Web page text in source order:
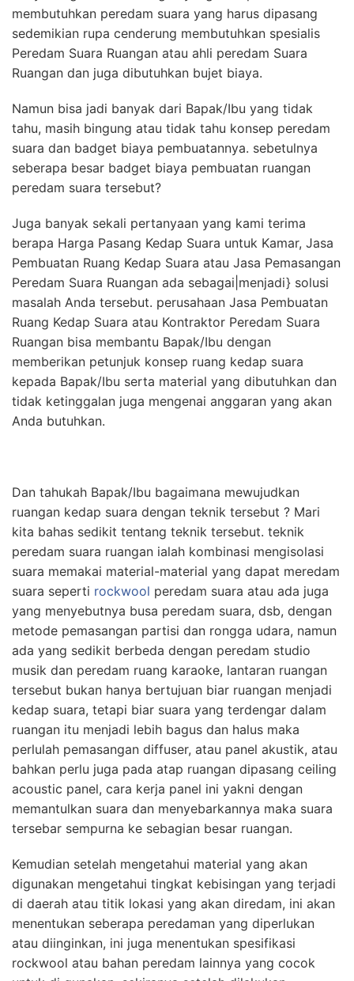
membutuhkan peredam suara yang harus dipasang
sedemikian rupa cenderung membutuhkan spesialis
Peredam Suara Ruangan atau ahli peredam Suara
Ruangan dan juga dibutuhkan bujet biaya.
Namun bisa jadi banyak dari Bapak/Ibu yang tidak
tahu, masih bingung atau tidak tahu konsep peredam
suara dan badget biaya pembuatannya. sebetulnya
seberapa besar badget biaya pembuatan ruangan
peredam suara tersebut?
Juga banyak sekali pertanyaan yang kami terima
berapa Harga Pasang Kedap Suara untuk Kamar, Jasa
Pembuatan Ruang Kedap Suara atau Jasa Pemasangan
Peredam Suara Ruangan ada sebagai|menjadi} solusi
masalah Anda tersebut. perusahaan Jasa Pembuatan
Ruang Kedap Suara atau Kontraktor Peredam Suara
Ruangan bisa membantu Bapak/Ibu dengan
memberikan petunjuk konsep ruang kedap suara
kepada Bapak/Ibu serta material yang dibutuhkan dan
tidak ketinggalan juga mengenai anggaran yang akan
Anda butuhkan.
Dan tahukah Bapak/Ibu bagaimana mewujudkan
ruangan kedap suara dengan teknik tersebut ? Mari
kita bahas sedikit tentang teknik tersebut. teknik
peredam suara ruangan ialah kombinasi mengisolasi
suara memakai material-material yang dapat meredam
suara seperti rockwool peredam suara atau ada juga
yang menyebutnya busa peredam suara, dsb, dengan
metode pemasangan partisi dan rongga udara, namun
ada yang sedikit berbeda dengan peredam studio
musik dan peredam ruang karaoke, lantaran ruangan
tersebut bukan hanya bertujuan biar ruangan menjadi
kedap suara, tetapi biar suara yang terdengar dalam
ruangan itu menjadi lebih bagus dan halus maka
perlulah pemasangan diffuser, atau panel akustik, atau
bahkan perlu juga pada atap ruangan dipasang ceiling
acoustic panel, cara kerja panel ini yakni dengan
memantulkan suara dan menyebarkannya maka suara
tersebar sempurna ke sebagian besar ruangan.
Kemudian setelah mengetahui material yang akan
digunakan mengetahui tingkat kebisingan yang terjadi
di daerah atau titik lokasi yang akan diredam, ini akan
menentukan seberapa peredaman yang diperlukan
atau diinginkan, ini juga menentukan spesifikasi
rockwool atau bahan peredam lainnya yang cocok